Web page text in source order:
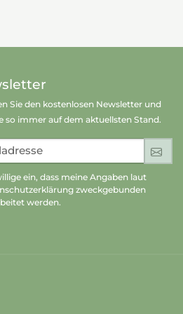
Sie den kostenlosen Newsletter und
so immer auf dem aktuellsten Stand.
ein, dass meine Angaben laut
zweckgebunden
werden.